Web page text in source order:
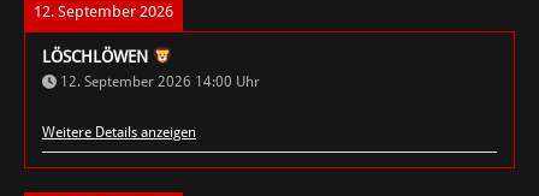
12. September 2026
LÖSCHLÖWEN
12. September 2026 14:00 Uhr
Weitere Details anzeigen